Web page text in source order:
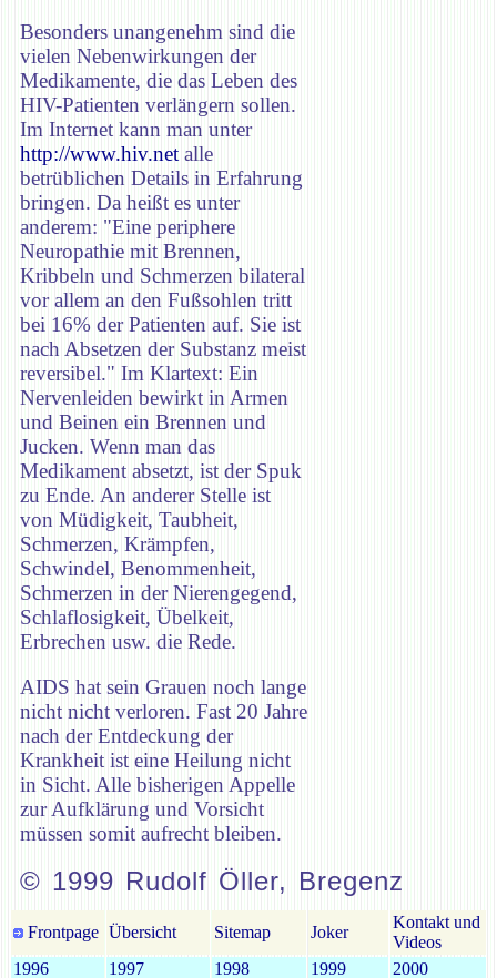
Besonders unangenehm sind die
vielen Nebenwirkungen der
Medikamente, die das Leben des
HIV-Patienten verlängern sollen.
Im Internet kann man unter
http://www.hiv.net alle
betrüblichen Details in Erfahrung
bringen. Da heißt es unter
anderem: "Eine periphere
Neuropathie mit Brennen,
Kribbeln und Schmerzen bilateral
vor allem an den Fußsohlen tritt
bei 16% der Patienten auf. Sie ist
nach Absetzen der Substanz meist
reversibel." Im Klartext: Ein
Nervenleiden bewirkt in Armen
und Beinen ein Brennen und
Jucken. Wenn man das
Medikament absetzt, ist der Spuk
zu Ende. An anderer Stelle ist
von Müdigkeit, Taubheit,
Schmerzen, Krämpfen,
Schwindel, Benommenheit,
Schmerzen in der Nierengegend,
Schlaflosigkeit, Übelkeit,
Erbrechen usw. die Rede.
AIDS hat sein Grauen noch lange
nicht nicht verloren. Fast 20 Jahre
nach der Entdeckung der
Krankheit ist eine Heilung nicht
in Sicht. Alle bisherigen Appelle
zur Aufklärung und Vorsicht
müssen somit aufrecht bleiben.
© 1999 Rudolf Öller, Bregenz
Frontpage Übersicht Sitemap Joker
Kontakt und
Videos
1996
1997 1998 1999 2000